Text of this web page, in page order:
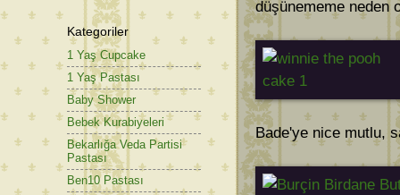
düşünememe neden
Bade'ye nice mutlu,
Kategoriler
1 Yaş Cupcake
1 Yaş Pastası
Baby Shower
Bebek Kurabiyeleri
Bekarlığa Veda Partisi
Pastası
Ben10 Pastası